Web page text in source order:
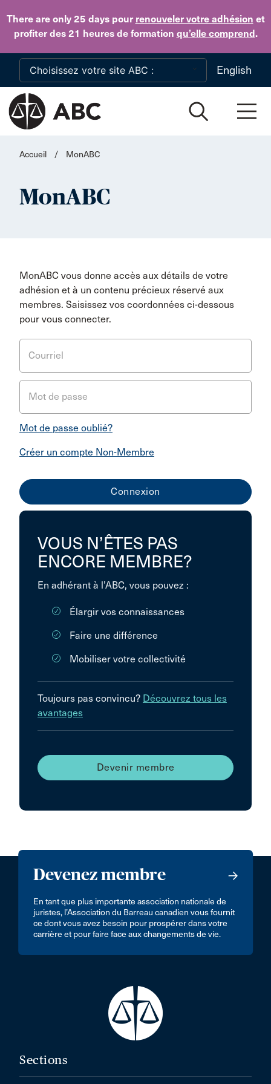
There are only 25 dayspour renouveler votre adhésion et
profiter des 21 heures de formation qu’elle comprend.
Skip to main content
English
Accueil / MonABC
MonABC
MonABC vous donne accès aux détails de votre
adhésion et à un contenu précieux réservé aux
membres. Saisissez vos coordonnées ci-dessous
pour vous connecter.
Courriel
Mot de passe
Mot de passe oublié?
Créer un compte Non-Membre
VOUS N’ÊTES PAS
ENCORE MEMBRE?
En adhérant à l’ABC, vous pouvez :
Élargir vos connaissances
Faire une différence
Mobiliser votre collectivité
Toujours pas convincu? Découvrez tous les
avantages
Devenir membre
Devenez membre
En tant que plus importante association nationale de
juristes, l’Association du Barreau canadien vous fournit
ce dont vous avez besoin pour prospérer dans votre
carrière et pour faire face aux changements de vie.
Sections